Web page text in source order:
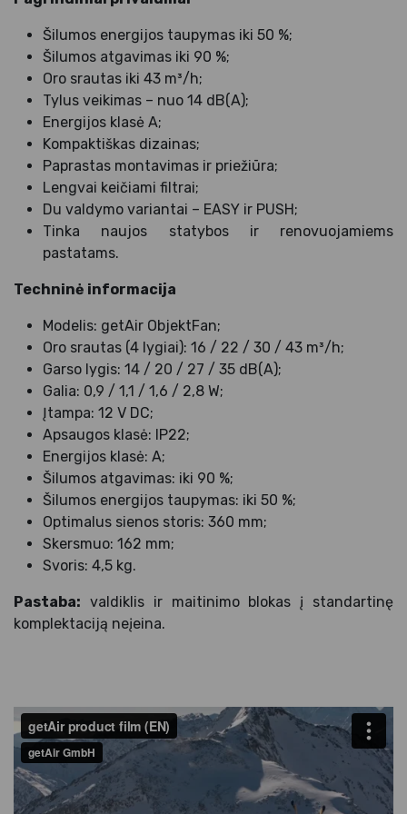
Šilumos energijos taupymas iki 50 %;
Šilumos atgavimas iki 90 %;
Oro srautas iki 43 m³/h;
Tylus veikimas – nuo 14 dB(A);
Energijos klasė A;
Kompaktiškas dizainas;
Paprastas montavimas ir priežiūra;
Lengvai keičiami filtrai;
Du valdymo variantai – EASY ir PUSH;
Tinka naujos statybos ir renovuojamiems
pastatams.
Techninė informacija
Modelis: getAir ObjektFan;
Oro srautas (4 lygiai): 16 / 22 / 30 / 43 m³/h;
Garso lygis: 14 / 20 / 27 / 35 dB(A);
Galia: 0,9 / 1,1 / 1,6 / 2,8 W;
Įtampa: 12 V DC;
Apsaugos klasė: IP22;
Energijos klasė: A;
Šilumos atgavimas: iki 90 %;
Šilumos energijos taupymas: iki 50 %;
Optimalus sienos storis: 360 mm;
Skersmuo: 162 mm;
Svoris: 4,5 kg.
Pastaba: valdiklis ir maitinimo blokas į standartinę
komplektaciją neįeina.